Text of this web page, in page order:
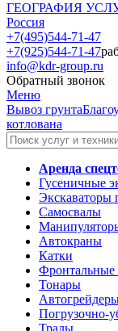
ГЕОГРАФИЯ УСЛУГ:
Россия
+7(495)544-71-47
+7(925)544-71-47
info@kdr-group.ru
Обратный звонок
Меню
Вывоз грунта
котлована
Аренда
Гусеничные
Экскаваторы
Самосвалы
Автокраны
Катки
Фронтальные
Тонары
Погрузочно-
Тралы